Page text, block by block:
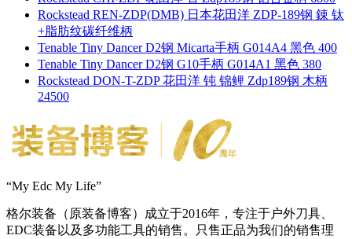
Rockstead REN-ZDP(DMB) 日本花田洋 ZDP-189钢 錬 钛
+脂肪纹碳纤维柄
Tenable Tiny Dancer D2钢 Micarta手柄 G014A4 黑色 400
Tenable Tiny Dancer D2钢 G10手柄 G014A1 黑色 380
Rockstead DON-T-ZDP 花田洋 钝 锦鲤 Zdp189钢 木柄
24500
“My Edc My Life”
格尔装备（原装备博客）成立于2016年，专注于户外刀具、
EDC装备以及多功能工具的销售。只售正品为我们的销售理